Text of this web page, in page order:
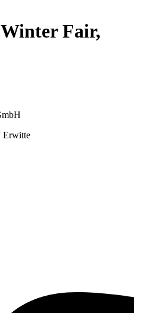
Fair,
Erwitte